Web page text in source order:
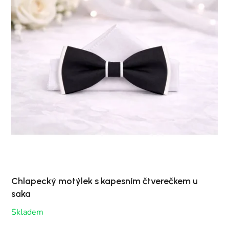
Chlapecký motýlek s kapesním čtverečkem u
saka
Skladem